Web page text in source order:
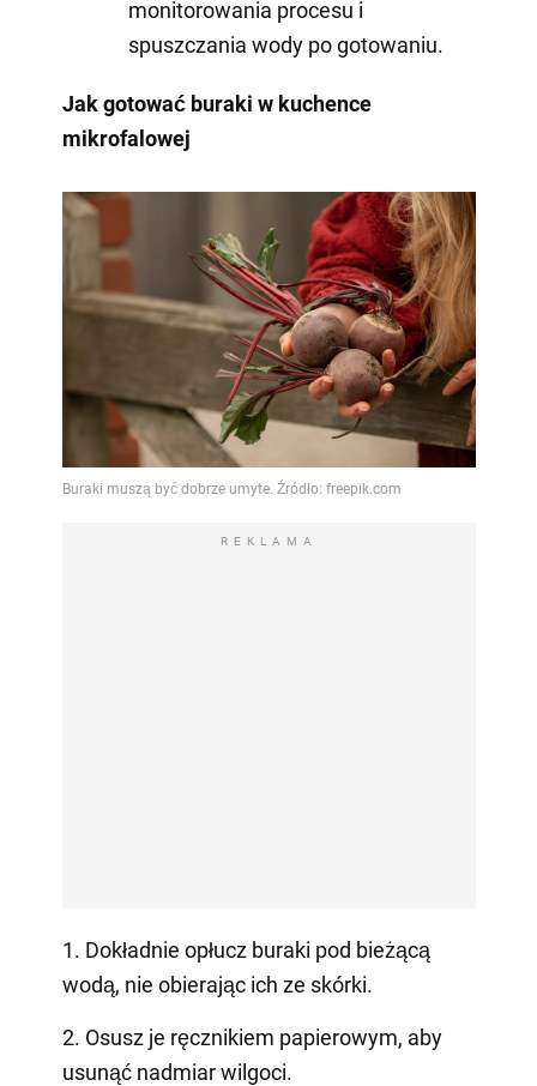
monitorowania procesu i
spuszczania wody po gotowaniu.
Jak gotować buraki w kuchence
mikrofalowej
REKLAMA
1. Dokładnie opłucz buraki pod bieżącą
wodą, nie obierając ich ze skórki.
2. Osusz je ręcznikiem papierowym, aby
usunąć nadmiar wilgoci.